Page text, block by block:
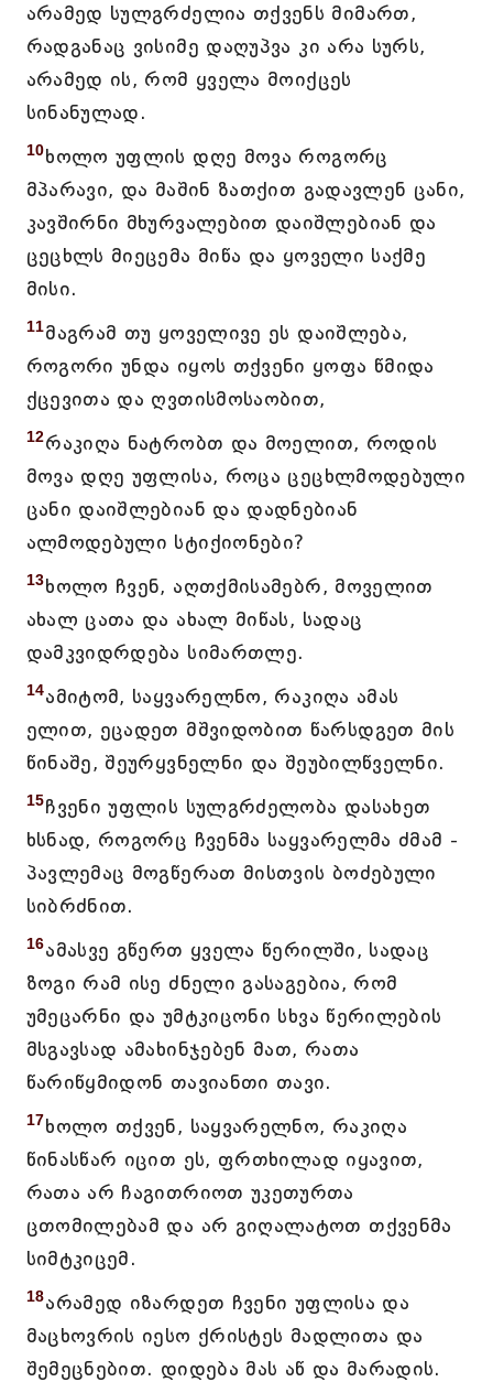
არამედ სულგრძელია თქვენს მიმართ,
რადგანაც ვისიმე დაღუპვა კი არა სურს,
არამედ ის, რომ ყველა მოიქცეს
სინანულად.
10ხოლო უფლის დღე მოვა როგორც
მპარავი, და მაშინ ზათქით გადავლენ ცანი,
კავშირნი მხურვალებით დაიშლებიან და
ცეცხლს მიეცემა მიწა და ყოველი საქმე
მისი.
11მაგრამ თუ ყოველივე ეს დაიშლება,
როგორი უნდა იყოს თქვენი ყოფა წმიდა
ქცევითა და ღვთისმოსაობით,
12რაკიღა ნატრობთ და მოელით, როდის
მოვა დღე უფლისა, როცა ცეცხლმოდებული
ცანი დაიშლებიან და დადნებიან
ალმოდებული სტიქიონები?
13ხოლო ჩვენ, აღთქმისამებრ, მოველით
ახალ ცათა და ახალ მიწას, სადაც
დამკვიდრდება სიმართლე.
14ამიტომ, საყვარელნო, რაკიღა ამას
ელით, ეცადეთ მშვიდობით წარსდგეთ მის
წინაშე, შეურყვნელნი და შეუბილწველნი.
15ჩვენი უფლის სულგრძელობა დასახეთ
ხსნად, როგორც ჩვენმა საყვარელმა ძმამ -
პავლემაც მოგწერათ მისთვის ბოძებული
სიბრძნით.
16ამასვე გწერთ ყველა წერილში, სადაც
ზოგი რამ ისე ძნელი გასაგებია, რომ
უმეცარნი და უმტკიცონი სხვა წერილების
მსგავსად ამახინჯებენ მათ, რათა
წარიწყმიდონ თავიანთი თავი.
17ხოლო თქვენ, საყვარელნო, რაკიღა
წინასწარ იცით ეს, ფრთხილად იყავით,
რათა არ ჩაგითრიოთ უკეთურთა
ცთომილებამ და არ გიღალატოთ თქვენმა
სიმტკიცემ.
18არამედ იზარდეთ ჩვენი უფლისა და
მაცხოვრის იესო ქრისტეს მადლითა და
შემეცნებით. დიდება მას აწ და მარადის.